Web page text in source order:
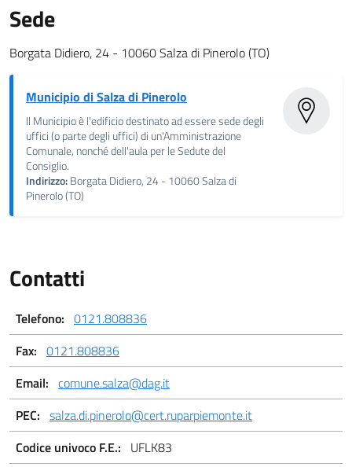
Sede
Borgata Didiero, 24 - 10060 Salza di Pinerolo (TO)
Municipio di Salza di Pinerolo
Il Municipio è l'edificio destinato ad essere sede degli
uffici (o parte degli uffici) di un'Amministrazione
Comunale, nonché dell'aula per le Sedute del
Consiglio.
Indirizzo:Borgata Didiero, 24 - 10060 Salza di
Pinerolo (TO)
Contatti
Telefono: 0121.808836
Fax: 0121.808836
Email: comune.salza@dag.it
PEC: salza.di.pinerolo@cert.ruparpiemonte.it
Codice univoco F.E.: UFLK83